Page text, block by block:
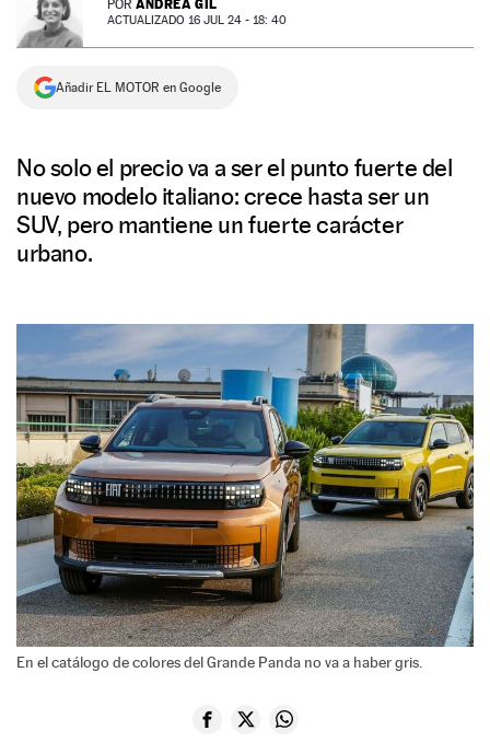
NEWSLETTER
SÍGUENOS
POR ANDREA GIL
ACTUALIZADO 16 JUL 24 - 18: 40
Añadir EL MOTOR en Google
No solo el precio va a ser el punto fuerte del
nuevo modelo italiano: crece hasta ser un
SUV, pero mantiene un fuerte carácter
urbano.
En el catálogo de colores del Grande Panda no va a haber gris.